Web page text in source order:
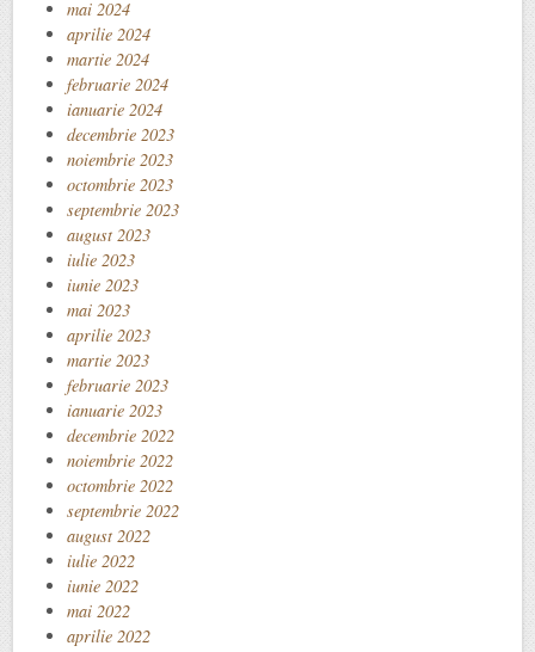
mai 2024
aprilie 2024
martie 2024
februarie 2024
ianuarie 2024
decembrie 2023
noiembrie 2023
octombrie 2023
septembrie 2023
august 2023
iulie 2023
iunie 2023
mai 2023
aprilie 2023
martie 2023
februarie 2023
ianuarie 2023
decembrie 2022
noiembrie 2022
octombrie 2022
septembrie 2022
august 2022
iulie 2022
iunie 2022
mai 2022
aprilie 2022